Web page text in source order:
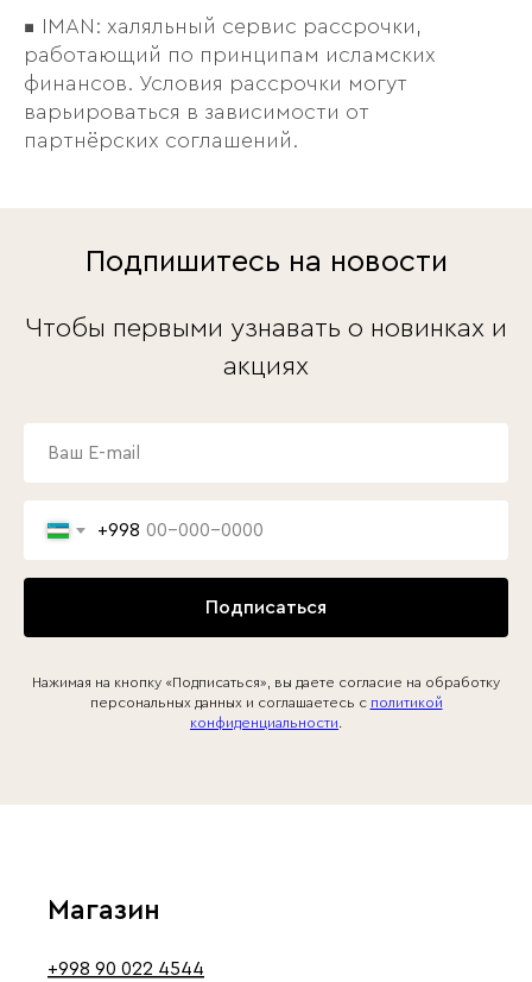
▪️ IMAN: халяльный сервис рассрочки,
работающий по принципам исламских
финансов. Условия рассрочки могут
варьироваться в зависимости от
партнёрских соглашений.
Подпишитесь на новости
Чтобы первыми узнавать о новинках и
акциях
+998
Подписаться
Нажимая на кнопку «Подписаться», вы даете согласие на обработку
персональных данных и соглашаетесь c политикой
конфиденциальности
Магазин
+998 90 022 4544